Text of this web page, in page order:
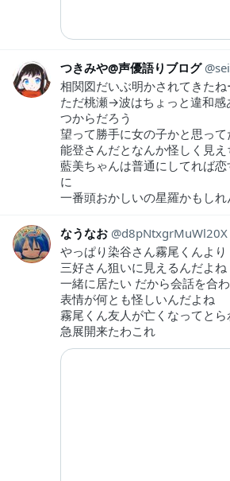
つきみや@声優語りブログ
相関図だいぶ明かされてきたね
ただ桃瀬→波はちょっと違和感
つからだろう
望って勝手に女の子かと思っ
能登さんだとなんか怪しく見
藍美ちゃんは普通にしてれば
に
一番頭おかしいの星羅かもし
なうなお d8pNtxgrMuWl20X
やっぱり染谷さん霧尾くんより
三好さん狙いに見えるんだよね
一緒に居たい だから会話を合
表情が何とも怪しいんだよね
霧尾くん友人が亡くなってとら
急展開来たわこれ